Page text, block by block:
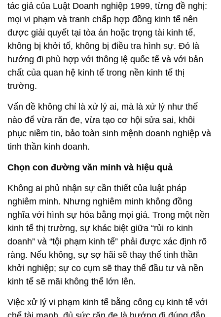
tác giả của Luật Doanh nghiệp 1999, từng đề nghị:
mọi vi phạm và tranh chấp hợp đồng kinh tế nên
được giải quyết tại tòa án hoặc trọng tài kinh tế,
không bị khởi tố, không bị điều tra hình sự. Đó là
hướng đi phù hợp với thông lệ quốc tế và với bản
chất của quan hệ kinh tế trong nền kinh tế thị
trường.
Vấn đề không chỉ là xử lý ai, mà là xử lý như thế
nào để vừa răn đe, vừa tạo cơ hội sửa sai, khôi
phục niềm tin, bảo toàn sinh mệnh doanh nghiệp và
tinh thần kinh doanh.
Chọn con đường văn minh và hiệu quả
Không ai phủ nhận sự cần thiết của luật pháp
nghiêm minh. Nhưng nghiêm minh không đồng
nghĩa với hình sự hóa bằng mọi giá. Trong một nền
kinh tế thị trường, sự khác biệt giữa “rủi ro kinh
doanh” và “tội phạm kinh tế” phải được xác định rõ
ràng. Nếu không, sự sợ hãi sẽ thay thế tinh thần
khởi nghiệp; sự co cụm sẽ thay thế đầu tư và nền
kinh tế sẽ mãi không thể lớn lên.
Việc xử lý vi phạm kinh tế bằng công cụ kinh tế với